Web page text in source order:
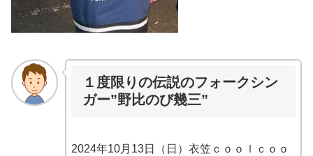
１度限りの伝説のフォークシン
ガー”野比のび幾三”
2024年10月13日（日）衣笠ｃｏｏｌｃｏｏ